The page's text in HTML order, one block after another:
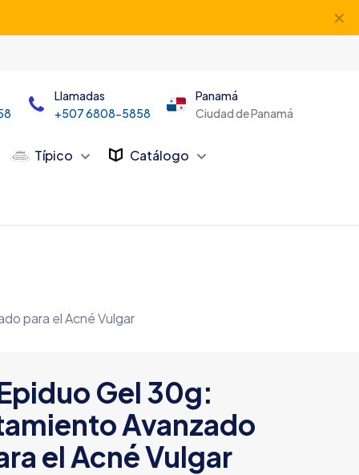
✕
Llamadas
+507 6808-5858
Panamá
Ciudad de Panamá
Típico Catálogo
para el Acné Vulgar
Gel 30g:
Avanzado
el Acné Vulgar